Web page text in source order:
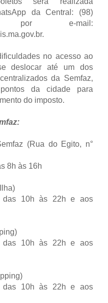
da Central: (98)
por e-mail:
no acesso ao
deslocar até um dos
da Semfaz,
da cidade para
do imposto.
(Rua do Egito, n°
8h às 16h
das 10h às 22h e aos
das 10h às 22h e aos
das 10h às 22h e aos